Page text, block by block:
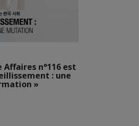
Affaires n°116 est
: une
»